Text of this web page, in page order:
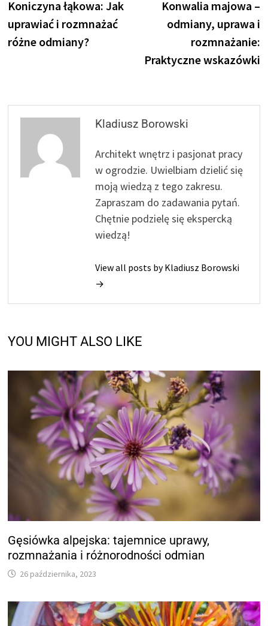
wpisu
post:
Koniczyna łąkowa: Jak
uprawiać i rozmnażać
różne odmiany?
Konwalia majowa –
odmiany, uprawa i
rozmnażanie:
Praktyczne wskazówki
Kladiusz Borowski
Architekt wnętrz i pasjonat pracy
w ogrodzie. Uwielbiam dzielić się
moją wiedzą z tego zakresu.
Zapraszam do zadawania pytań.
Chętnie podzielę się ekspercką
wiedzą!
View all posts by Kladiusz Borowski
→
YOU MIGHT ALSO LIKE
Gęsiówka alpejska: tajemnice uprawy,
rozmnażania i różnorodności odmian
26 października, 2023